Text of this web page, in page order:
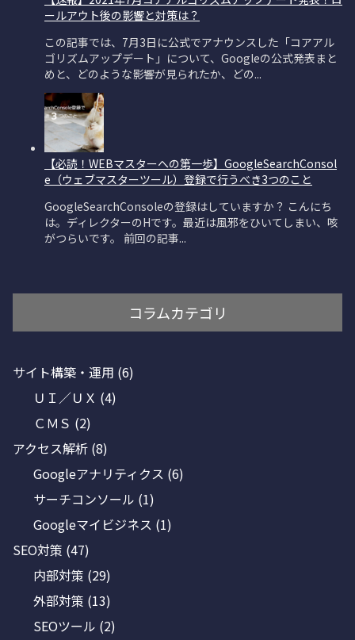
コラムカテゴリ
サイト構築・運用 (6)
ＵＩ／ＵＸ (4)
ＣＭＳ (2)
アクセス解析 (8)
Googleアナリティクス (6)
サーチコンソール (1)
Googleマイビジネス (1)
SEO対策 (47)
内部対策 (29)
外部対策 (13)
SEOツール (2)